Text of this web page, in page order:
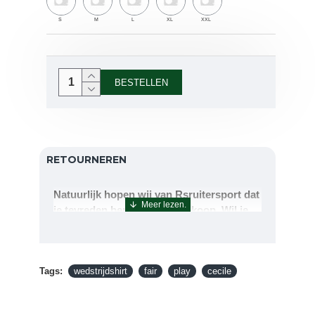
S M L XL XXL
BESTELLEN
RETOURNEREN
Natuurlijk hopen wij van Rsruitersport dat
je tevreden bent met uw aankoop. Wil je
terug sturen naar : Rsruitersport
Tags: wedstrijdshirt fair play cecile